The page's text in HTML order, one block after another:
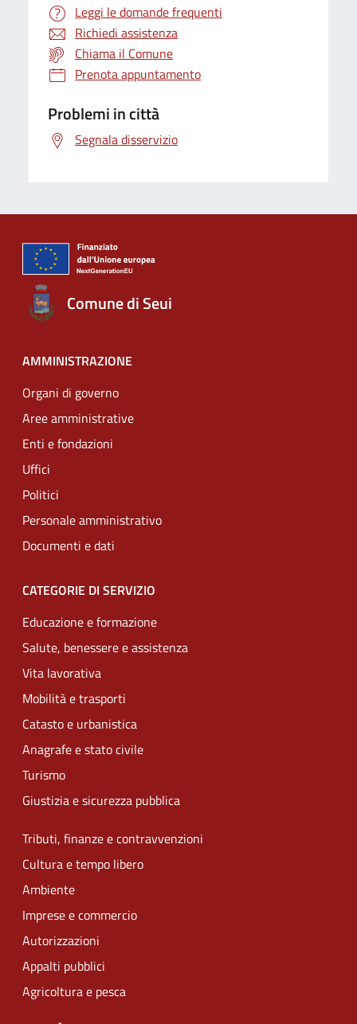
Leggi le domande frequenti
Richiedi assistenza
Chiama il Comune
Prenota appuntamento
Problemi in città
Segnala disservizio
Comune di Seui
AMMINISTRAZIONE
Organi di governo
Aree amministrative
Enti e fondazioni
Uffici
Politici
Personale amministrativo
Documenti e dati
CATEGORIE DI SERVIZIO
Educazione e formazione
Salute, benessere e assistenza
Vita lavorativa
Mobilità e trasporti
Catasto e urbanistica
Anagrafe e stato civile
Turismo
Giustizia e sicurezza pubblica
Tributi, finanze e contravvenzioni
Cultura e tempo libero
Ambiente
Imprese e commercio
Autorizzazioni
Appalti pubblici
Agricoltura e pesca